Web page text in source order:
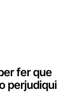
fer que
perjudiqui